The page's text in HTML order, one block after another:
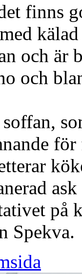
finns
och är
och
på
Spekva.